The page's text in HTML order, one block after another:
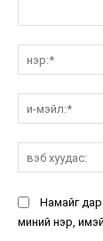
Намайг
миний нэр,